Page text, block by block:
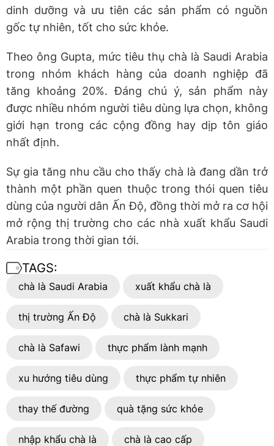
dinh dưỡng và ưu tiên các sản phẩm có nguồn
gốc tự nhiên, tốt cho sức khỏe.
Theo ông Gupta, mức tiêu thụ chà là Saudi Arabia
trong nhóm khách hàng của doanh nghiệp đã
tăng khoảng 20%. Đáng chú ý, sản phẩm này
được nhiều nhóm người tiêu dùng lựa chọn, không
giới hạn trong các cộng đồng hay dịp tôn giáo
nhất định.
Sự gia tăng nhu cầu cho thấy chà là đang dần trở
thành một phần quen thuộc trong thói quen tiêu
dùng của người dân Ấn Độ, đồng thời mở ra cơ hội
mở rộng thị trường cho các nhà xuất khẩu Saudi
Arabia trong thời gian tới.
TAGS:
chà là Saudi Arabia xuất khẩu chà là
thị trường Ấn Độ chà là Sukkari
chà là Safawi thực phẩm lành mạnh
xu hướng tiêu dùng thực phẩm tự nhiên
thay thế đường quà tặng sức khỏe
nhập khẩu chà là chà là cao cấp